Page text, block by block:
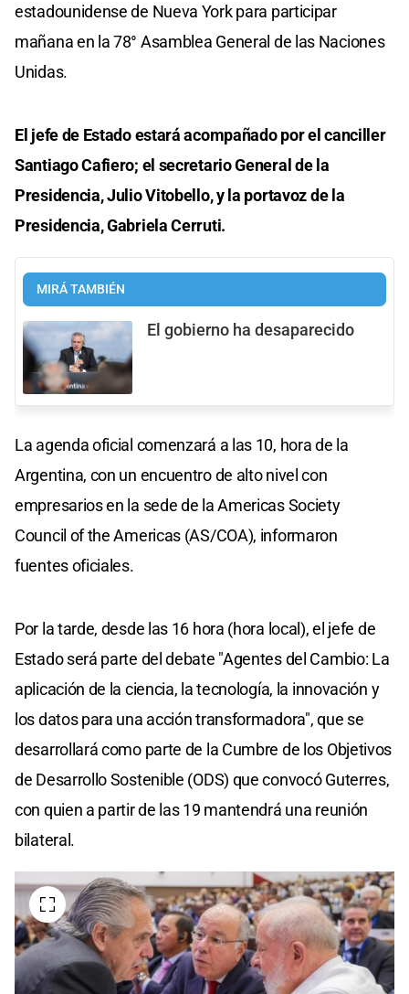
estadounidense de Nueva York para participar
mañana en la 78° Asamblea General de las Naciones
Unidas.
El jefe de Estado estará acompañado por el canciller
Santiago Cafiero; el secretario General de la
Presidencia, Julio Vitobello, y la portavoz de la
Presidencia, Gabriela Cerruti.
MIRÁ TAMBIÉN
El gobierno ha desaparecido
La agenda oficial comenzará a las 10, hora de la
Argentina, con un encuentro de alto nivel con
empresarios en la sede de la Americas Society
Council of the Americas (AS/COA), informaron
fuentes oficiales.
Por la tarde, desde las 16 hora (hora local), el jefe de
Estado será parte del debate "Agentes del Cambio: La
aplicación de la ciencia, la tecnología, la innovación y
los datos para una acción transformadora", que se
desarrollará como parte de la Cumbre de los Objetivos
de Desarrollo Sostenible (ODS) que convocó Guterres,
con quien a partir de las 19 mantendrá una reunión
bilateral.